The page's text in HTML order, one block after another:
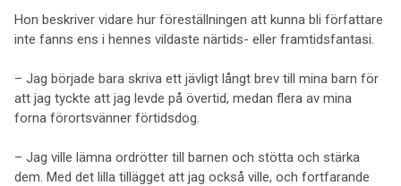
Hon beskriver vidare hur föreställningen att kunna bli författare
inte fanns ens i hennes vildaste närtids- eller framtidsfantasi.
– Jag började bara skriva ett jävligt långt brev till mina barn för
att jag tyckte att jag levde på övertid, medan flera av mina
forna förortsvänner förtidsdog.
– Jag ville lämna ordrötter till barnen och stötta och stärka
dem. Med det lilla tillägget att jag också ville, och fortfarande